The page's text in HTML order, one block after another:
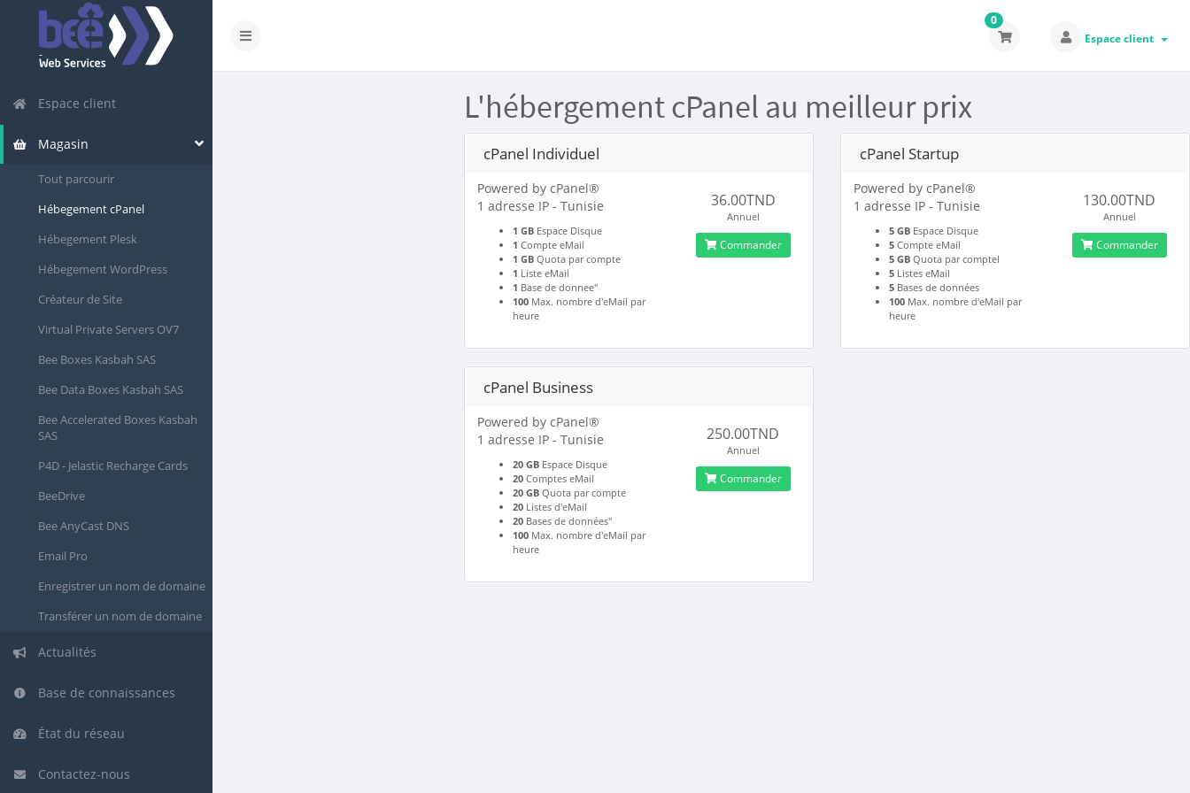
0
Espace client
Espace client
Magasin
Tout parcourir
Hébegement cPanel
Hébegement Plesk
Hébegement WordPress
Créateur de Site
Virtual Private Servers OV7
Bee Boxes Kasbah SAS
Bee Data Boxes Kasbah SAS
Bee Accelerated Boxes Kasbah
SAS
P4D - Jelastic Recharge Cards
BeeDrive
Bee AnyCast DNS
Email Pro
Enregistrer un nom de domaine
Transférer un nom de domaine
Actualités
Base de connaissances
État du réseau
Contactez-nous
L'hébergement cPanel au meilleur prix
cPanel Individuel
Powered by cPanel®
1 adresse IP - Tunisie
1 GBEspace Disque
1 Compte eMail
1 GBQuota par compte
1 Liste eMail
1 Base de donnee"
100Max. nombre d'eMail par
heure
36.00TND
Annuel
Commander
cPanel Startup
Powered by cPanel®
1 adresse IP - Tunisie
5 GBEspace Disque
5Compte eMail
5 GBQuota par comptel
5Listes eMail
5Bases de données
100Max. nombre d'eMail par
heure
130.00TND
Annuel
Commander
cPanel Business
Powered by cPanel®
1 adresse IP - Tunisie
20 GBEspace Disque
20Comptes eMail
20 GBQuota par compte
20Listes d'eMail
20Bases de données"
100Max. nombre d'eMail par
heure
250.00TND
Annuel
Commander